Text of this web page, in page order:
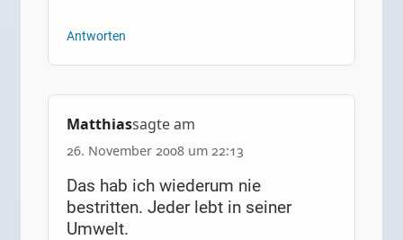
Antworten
Matthiassagte am
26. November 2008 um 22:13
Das hab ich wiederum nie
bestritten. Jeder lebt in seiner
Umwelt.